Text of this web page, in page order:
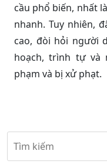
cầu phổ biến, nhất
nhanh. Tuy nhiên,
cao, đòi hỏi người
hoạch, trình tự và
phạm và bị xử phạt.